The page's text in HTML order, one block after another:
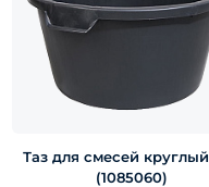
Таз для смесей
(1085060)